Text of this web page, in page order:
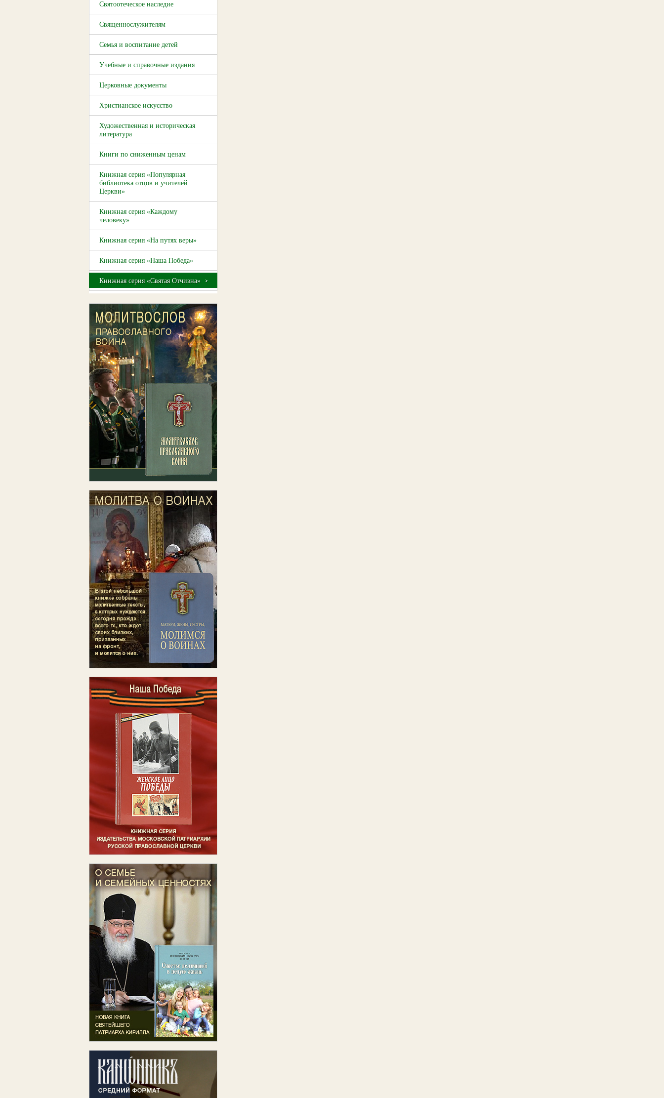
Святоотеческое наследие
Священнослужителям
Семья и воспитание детей
Учебные и справочные издания
Церковные документы
Христианское искусство
Художественная и историческая
литература
Книги по сниженным ценам
Книжная серия «Популярная
библиотека отцов и учителей
Церкви»
Книжная серия «Каждому
человеку»
Книжная серия «На путях веры»
Книжная серия «Наша Победа»
Книжная серия «Святая Отчизна»